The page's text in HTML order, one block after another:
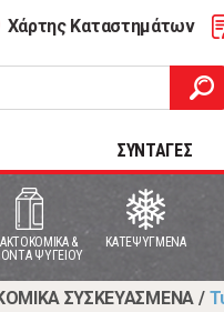
Χάρτης Καταστημάτων
ΣΥΝΤΑΓΕΣ
&
ΨΥΓΕΙΟΥ
ΚΑΤΕΨΥΓΜΕΝΑ
ΣΥΣΚΕΥΑΣΜΕΝΑ /